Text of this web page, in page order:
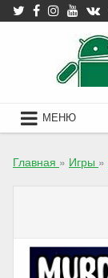
Skip
to
МЕНЮ
Главная » Игры »